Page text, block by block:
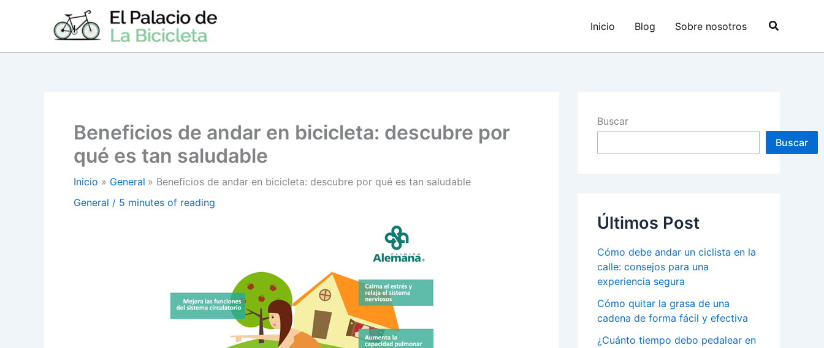
Inicio Blog Sobre nosotros Buscar
Beneficios de andar en bicicleta: descubre por
qué es tan saludable
Inicio General
Beneficios de andar en bicicleta: descubre por qué es tan saludable
General / 5 minutes of reading
Buscar
Buscar
Últimos Post
Cómo debe andar un ciclista en la
calle: consejos para una
experiencia segura
Cómo quitar la grasa de una
cadena de forma fácil y efectiva
¿Cuánto tiempo debo pedalear en